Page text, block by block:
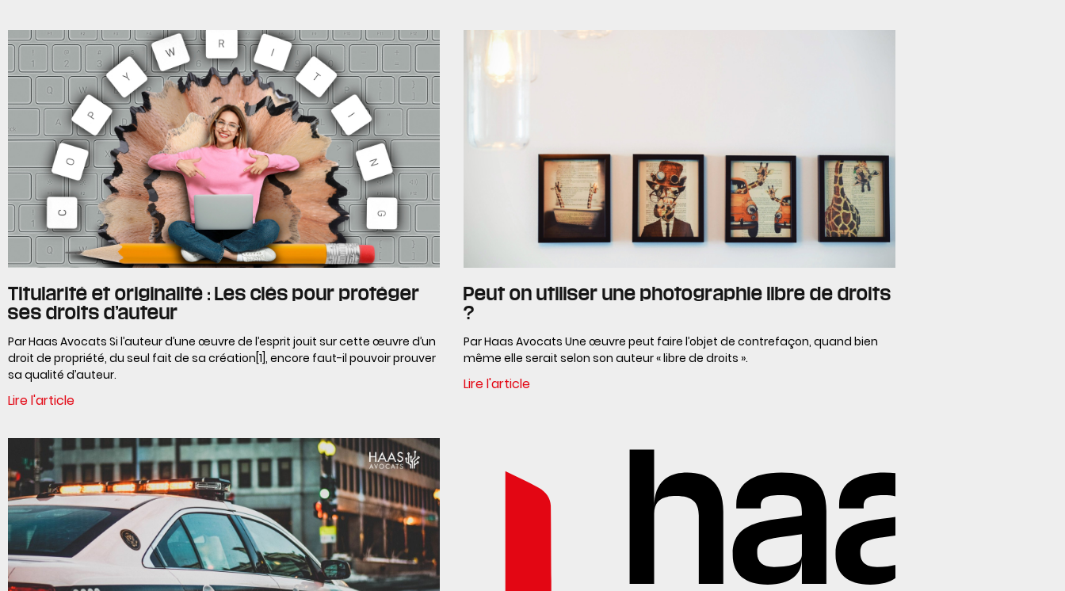
Titularité et originalité : Les clés pour protéger
ses droits d’auteur
Par Haas Avocats Si l’auteur d’une œuvre de l’esprit jouit sur cette œuvre d’un
droit de propriété, du seul fait de sa création[1], encore faut-il pouvoir prouver
sa qualité d’auteur.
Lire l'article
Peut on utiliser une photographie libre de droits
?
Par Haas Avocats Une œuvre peut faire l’objet de contrefaçon, quand bien
même elle serait selon son auteur « libre de droits ».
Lire l'article